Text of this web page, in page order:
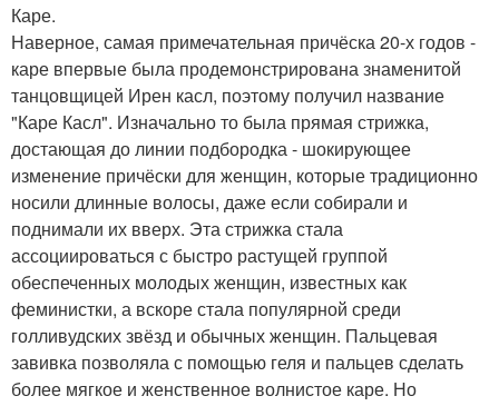
Каре.
Наверное, самая примечательная причёска 20-х годов -
каре впервые была продемонстрирована знаменитой
танцовщицей Ирен касл, поэтому получил название
"Каре Касл". Изначально то была прямая стрижка,
достающая до линии подбородка - шокирующее
изменение причёски для женщин, которые традиционно
носили длинные волосы, даже если собирали и
поднимали их вверх. Эта стрижка стала
ассоциироваться с быстро растущей группой
обеспеченных молодых женщин, известных как
феминистки, а вскоре стала популярной среди
голливудских звёзд и обычных женщин. Пальцевая
завивка позволяла с помощью геля и пальцев сделать
более мягкое и женственное волнистое каре. Но